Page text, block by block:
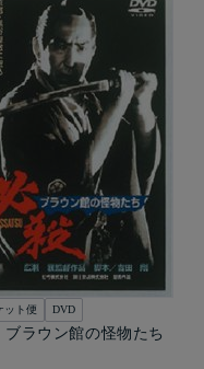
ット便 DVD
ブラウン館の怪物たち